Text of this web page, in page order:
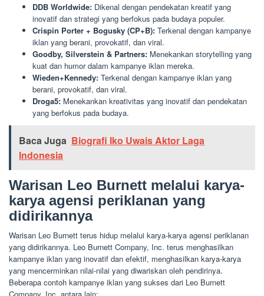
DDB Worldwide: Dikenal dengan pendekatan kreatif yang
inovatif dan strategi yang berfokus pada budaya populer.
Crispin Porter + Bogusky (CP+B): Terkenal dengan kampanye
iklan yang berani, provokatif, dan viral.
Goodby, Silverstein & Partners: Menekankan storytelling yang
kuat dan humor dalam kampanye iklan mereka.
Wieden+Kennedy: Terkenal dengan kampanye iklan yang
berani, provokatif, dan viral.
Droga5: Menekankan kreativitas yang inovatif dan pendekatan
yang berfokus pada budaya.
Baca Juga Biografi Iko Uwais Aktor Laga
Indonesia
Warisan Leo Burnett melalui karya-
karya agensi periklanan yang
didirikannya
Warisan Leo Burnett terus hidup melalui karya-karya agensi periklanan
yang didirikannya. Leo Burnett Company, Inc. terus menghasilkan
kampanye iklan yang inovatif dan efektif, menghasilkan karya-karya
yang mencerminkan nilai-nilai yang diwariskan oleh pendirinya.
Beberapa contoh kampanye iklan yang sukses dari Leo Burnett